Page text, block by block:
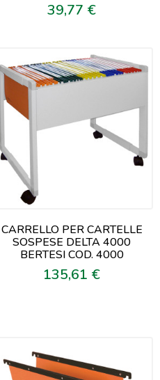
Prezzo
39,77 €
CARRELLO PER CARTELLE
SOSPESE DELTA 4000
BERTESI COD. 4000
Prezzo
135,61 €